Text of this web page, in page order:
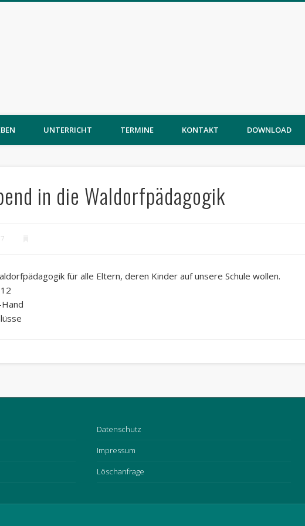
UNTERRICHT TERMINE KONTAKT DOWNLOAD
in die Waldorfpädagogik
für alle Eltern, deren Kinder auf unsere Schule wollen.
Datenschutz
Impressum
Löschanfrage